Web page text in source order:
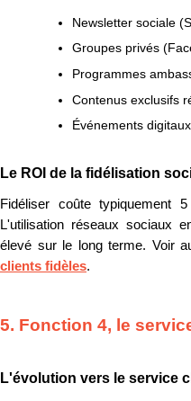
Newsletter sociale
Groupes privés
Programmes
Contenus exclusifs
Événements
Le ROI de la fidélisation
Fidéliser coûte typiquement
L'utilisation réseaux sociaux
élevé sur le long terme. Voir
clients fidèles.
5. Fonction 4, le
L'évolution vers le service